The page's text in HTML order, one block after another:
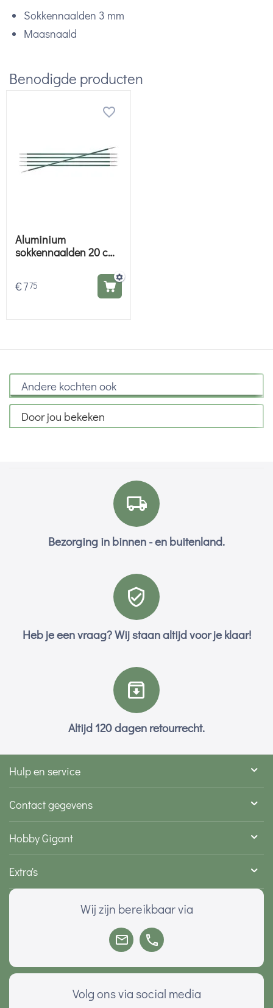
Sokkennaalden 3 mm
Maasnaald
Benodigde producten
Aluminium
sokkennaalden 20 cm
€775
Andere kochten ook
Door jou bekeken
Bezorging in binnen - en buitenland.
Heb je een vraag? Wij staan altijd voor je klaar!
Altijd 120 dagen retourrecht.
Hulp en service
Contact gegevens
Hobby Gigant
Extra's
Wij zijn bereikbaar via
Volg ons via social media